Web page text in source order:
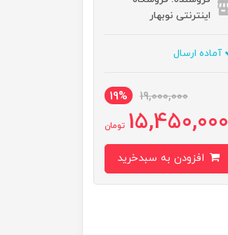
اینترنتی نوبهار
آماده ارسال
19,000,000
19%
15,450,000 تومان